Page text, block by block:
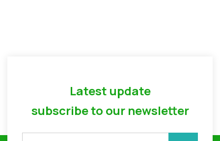
Latest update
subscribe to our newsletter